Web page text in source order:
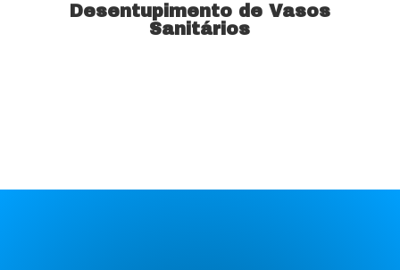
Desentupimento de Vasos
Sanitários